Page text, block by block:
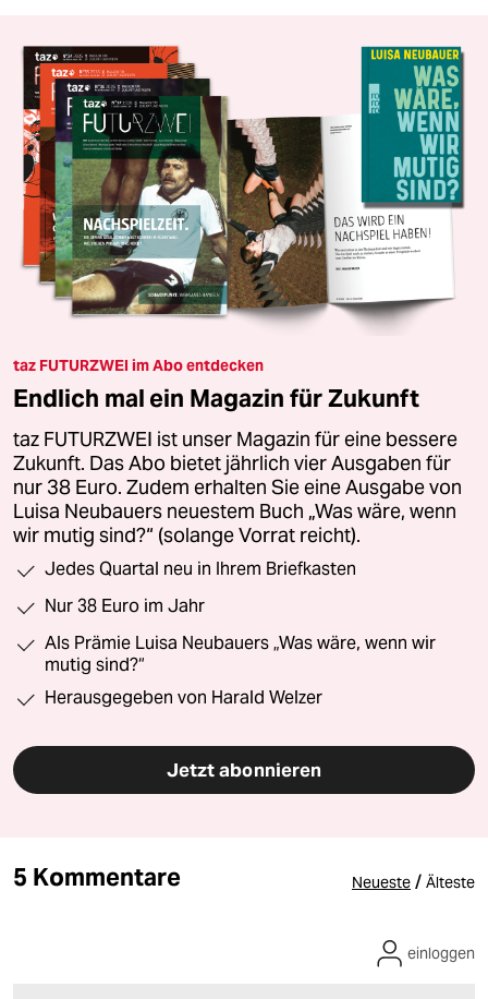
taz FUTURZWEI im Abo entdecken
Endlich mal ein Magazin für Zukunft
taz FUTURZWEI ist unser Magazin für eine bessere
Zukunft. Das Abo bietet jährlich vier Ausgaben für
nur 38 Euro. Zudem erhalten Sie eine Ausgabe von
Luisa Neubauers neuestem Buch „Was wäre, wenn
wir mutig sind?“ (solange Vorrat reicht).
Jedes Quartal neu in Ihrem Briefkasten
Nur 38 Euro im Jahr
Als Prämie Luisa Neubauers „Was wäre, wenn wir
mutig sind?“
Herausgegeben von Harald Welzer
Jetzt abonnieren
5 Kommentare Neueste / Älteste
einloggen